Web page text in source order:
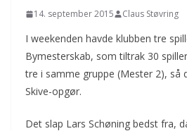
14. september 2015 Claus Støvring
I weekenden havde klubben tre
Bymesterskab, som tiltrak 30
tre i samme gruppe (Mester 2), så
Skive-opgør.
Det slap Lars Schøning bedst fra,